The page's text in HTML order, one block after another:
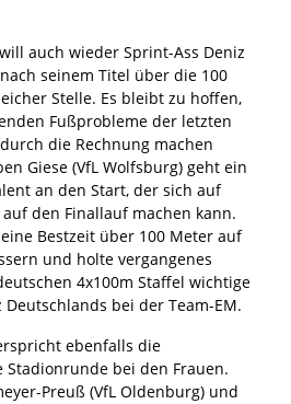
auch wieder Sprint-Ass Deniz
seinem Titel über die 100
Stelle. Es bleibt zu hoffen,
Fußprobleme der letzten
die Rechnung machen
Giese (VfL Wolfsburg) geht ein
an den Start, der sich auf
den Finallauf machen kann.
Bestzeit über 100 Meter auf
und holte vergangenes
4x100m Staffel wichtige
bei der Team-EM.
ebenfalls die
bei den Frauen.
Preuß (VfL Oldenburg) und